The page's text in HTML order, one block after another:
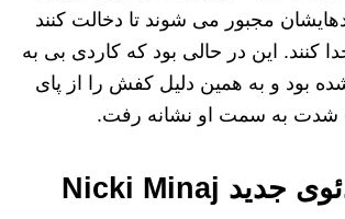
مجبور می شوند تا دخالت کنند
کنند. این در حالی بود که کاردی بی به
بود و به همین دلیل کفش را از پای
شدت به سمت او نشانه رفت.
جدید Nicki Minaj